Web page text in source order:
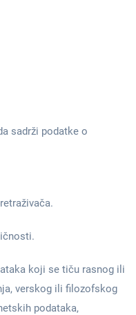
sadrži podatke o
koji se tiču rasnog ili
verskog ili filozofskog
podataka,